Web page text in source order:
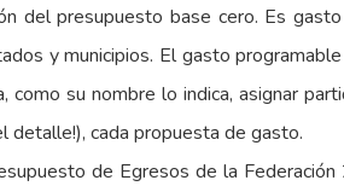
del presupuesto base cero. Es
y municipios. El gasto
su nombre lo indica, asignar
detalle!), cada propuesta de gasto.
de Egresos de la